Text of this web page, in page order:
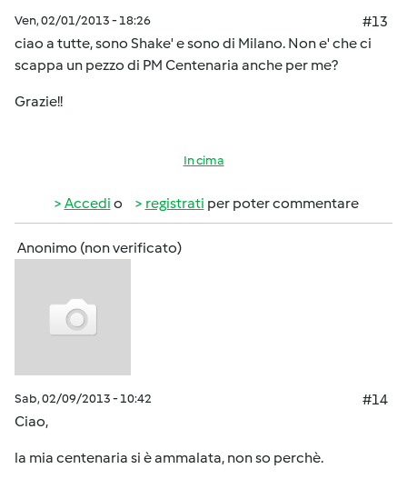
Ven, 02/01/2013 - 18:26
#13
ciao a tutte, sono Shake' e sono di Milano. Non e' che ci
scappa un pezzo di PM Centenaria anche per me?
Grazie!!
In cima
Accedi o registrati per poter commentare
Anonimo (non verificato)
Sab, 02/09/2013 - 10:42
#14
Ciao,
la mia centenaria si è ammalata, non so perchè.